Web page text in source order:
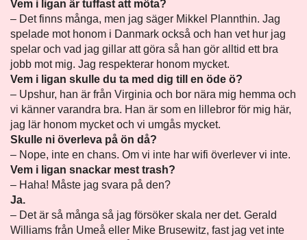
Vem i ligan är tuffast att möta?
– Det finns många, men jag säger Mikkel Plannthin. Jag
spelade mot honom i Danmark också och han vet hur jag
spelar och vad jag gillar att göra så han gör alltid ett bra
jobb mot mig. Jag respekterar honom mycket.
Vem i ligan skulle du ta med dig till en öde ö?
– Upshur, han är från Virginia och bor nära mig hemma och
vi känner varandra bra. Han är som en lillebror för mig här,
jag lär honom mycket och vi umgås mycket.
Skulle ni överleva på ön då?
– Nope, inte en chans. Om vi inte har wifi överlever vi inte.
Vem i ligan snackar mest trash?
– Haha! Måste jag svara på den?
Ja.
– Det är så många så jag försöker skala ner det. Gerald
Williams från Umeå eller Mike Brusewitz, fast jag vet inte